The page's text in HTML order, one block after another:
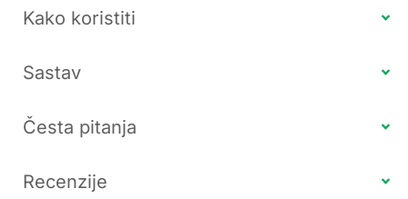
Kako koristiti
Sastav
Česta pitanja
Recenzije